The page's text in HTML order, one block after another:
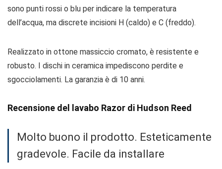
sono punti rossi o blu per indicare la temperatura
dell’acqua, ma discrete incisioni H (caldo) e C (freddo).
Realizzato in ottone massiccio cromato, è resistente e
robusto. I dischi in ceramica impediscono perdite e
sgocciolamenti. La garanzia è di 10 anni.
Recensione del lavabo Razor di Hudson Reed
Molto buono il prodotto. Esteticamente
gradevole. Facile da installare